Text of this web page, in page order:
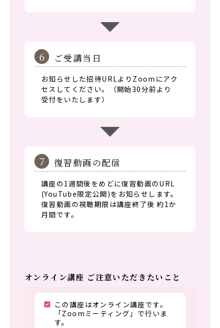
6 ご受講当日
お知らせした招待URLよりZoomにアク
セスしてください。（開始30分前より
受付をいたします）
7 復習動画の配信
講座の1週間後をめどに復習動画のURL
(YouTube限定公開)をお知らせします。
復習動画の視聴期限は講座終了後 約1か
月間です。
オンライン講座 ご注意いただきたいこと
この講座はオンライン講座です。
「Zoomミーティング」で行いま
す。